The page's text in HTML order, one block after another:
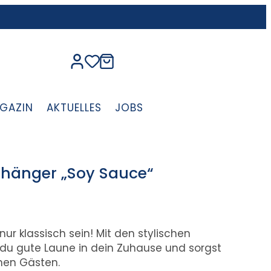
AKTUELLES JOBS
„Soy Sauce“
klassisch sein! Mit den stylischen
gute Laune in dein Zuhause und sorgst
Gästen.